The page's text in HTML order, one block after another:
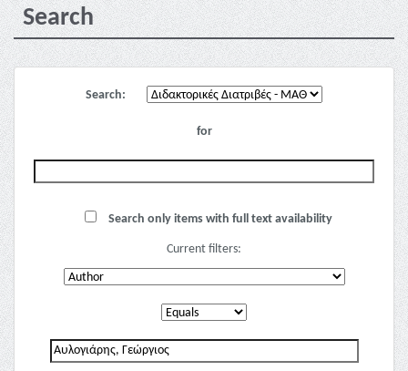
Search
Search:
for
Search only items with full text availability
Current filters: